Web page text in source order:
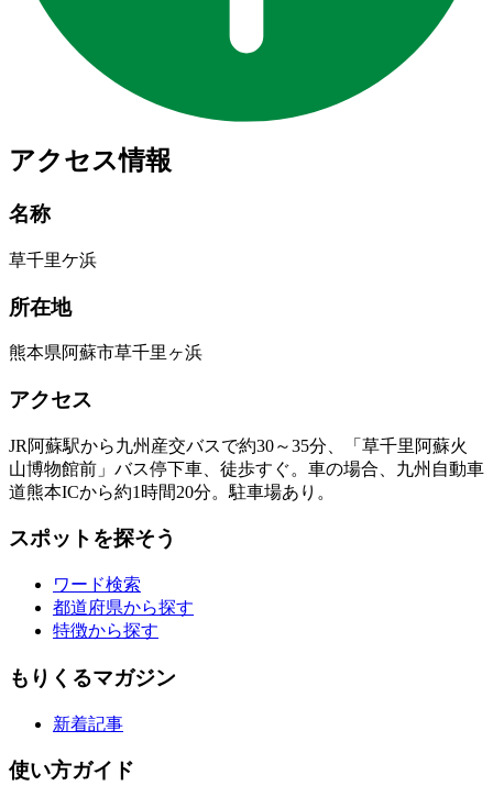
アクセス情報
名称
草千里ケ浜
所在地
熊本県阿蘇市草千里ヶ浜
アクセス
JR阿蘇駅から九州産交バスで約30～35分、「草千里阿蘇火
山博物館前」バス停下車、徒歩すぐ。車の場合、九州自動車
道熊本ICから約1時間20分。駐車場あり。
スポットを探そう
ワード検索
都道府県から探す
特徴から探す
もりくるマガジン
新着記事
使い方ガイド